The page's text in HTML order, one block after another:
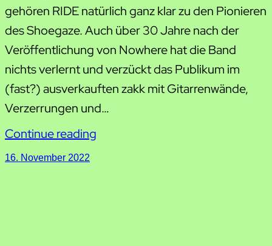
gehören RIDE natürlich ganz klar zu den Pionieren
des Shoegaze. Auch über 30 Jahre nach der
Veröffentlichung von Nowhere hat die Band
nichts verlernt und verzückt das Publikum im
(fast?) ausverkauften zakk mit Gitarrenwände,
Verzerrungen und…
Continue reading
16. November 2022